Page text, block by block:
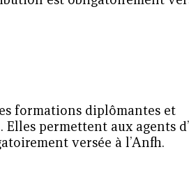
formations diplômantes et
permettent aux agents
versée à l’Anfh.